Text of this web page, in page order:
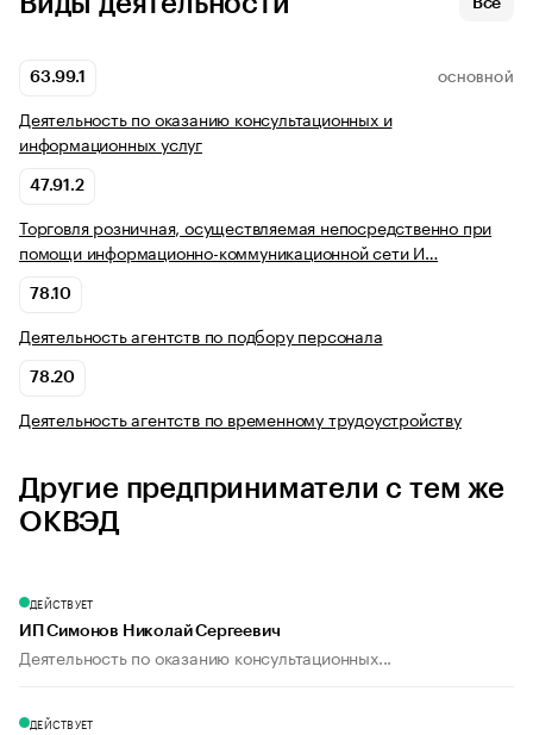
Все
63.99.1 ОСНОВНОЙ
Деятельность по оказанию консультационных и
информационных услуг
47.91.2
Торговля розничная, осуществляемая непосредственно при
помощи информационно-коммуникационной сети И…
78.10
Деятельность агентств по подбору персонала
78.20
Деятельность агентств по временному трудоустройству
Другие предприниматели с тем же
ОКВЭД
ДЕЙСТВУЕТ
ИП Симонов Николай Сергеевич
Деятельность по оказанию консультационных...
ДЕЙСТВУЕТ